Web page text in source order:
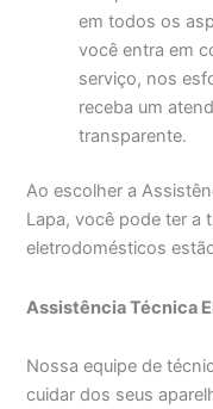
em todos os
você entra em
serviço, nos
receba um
transparente.
Ao escolher a
Lapa, você pode ter a
eletrodomésticos
Assistência Técnica
Nossa equipe de
cuidar dos seus